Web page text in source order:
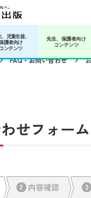
移動
、児童生徒、
護者向け
コンテンツ
先生、保護者向け
コンテンツ
FAQ・お問い合わせ
せフォーム